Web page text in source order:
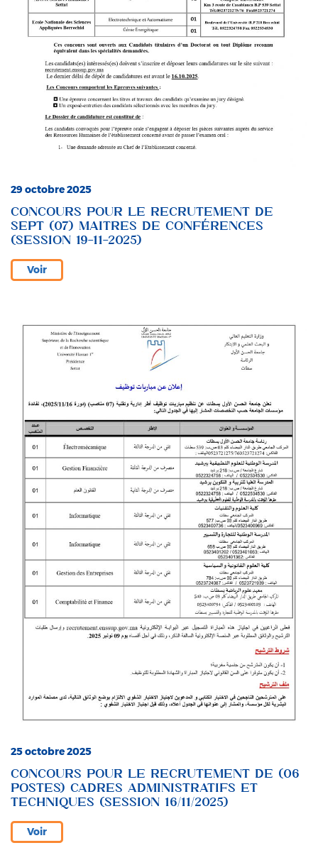
29 octobre 2025
CONCOURS POUR LE RECRUTEMENT DE
SEPT (07) MAITRES DE CONFÉRENCES
(SESSION 19-11-2025)
Voir
25 octobre 2025
CONCOURS POUR LE RECRUTEMENT DE (06
POSTES) CADRES ADMINISTRATIFS ET
TECHNIQUES (SESSION 16/11/2025)
Voir